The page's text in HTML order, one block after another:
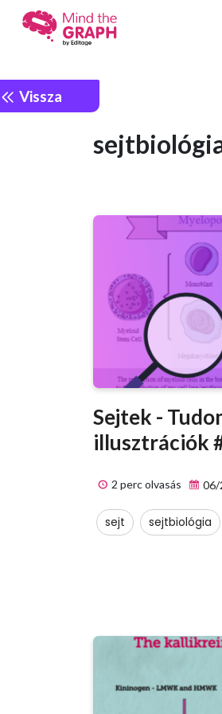
Vissza
Sejtek -
illusztrációk
2 perc olvasás 06/
sejt sejtbiológia